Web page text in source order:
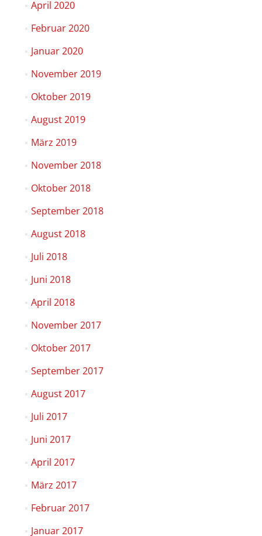
April 2020
Februar 2020
Januar 2020
November 2019
Oktober 2019
August 2019
März 2019
November 2018
Oktober 2018
September 2018
August 2018
Juli 2018
Juni 2018
April 2018
November 2017
Oktober 2017
September 2017
August 2017
Juli 2017
Juni 2017
April 2017
März 2017
Februar 2017
Januar 2017